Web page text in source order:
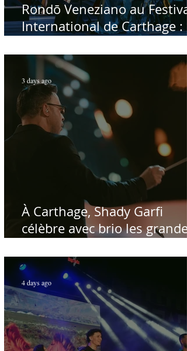
Rondō Veneziano au Festival
International de Carthage :
public tunisien
À Carthage, Shady Garfi
célèbre avec brio les grandes
Par Sofien Manaï
3 days ago
4 days ago